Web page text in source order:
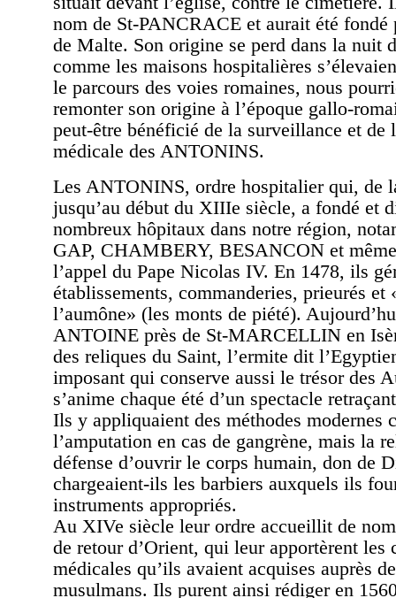
nom de St-PANCRACE et aurait été fondé
de Malte. Son origine se perd dans la nuit
comme les maisons hospitalières
le parcours des voies romaines, nous
remonter son origine à l’époque gallo-
peut-être bénéficié de la surveillance et de
médicale des ANTONINS.
Les ANTONINS, ordre hospitalier qui, de
jusqu’au début du XIIIe siècle, a fondé et
nombreux hôpitaux dans notre région,
GAP, CHAMBERY, BESANCON et
l’appel du Pape Nicolas IV. En 1478, ils
établissements, commanderies, prieurés et
l’aumône» (les monts de piété).
ANTOINE près de St-MARCELLIN en
des reliques du Saint, l’ermite dit
imposant qui conserve aussi le trésor des
s’anime chaque été d’un spectacle
Ils y appliquaient des méthodes modernes
l’amputation en cas de gangrène, mais la
défense d’ouvrir le corps humain, don de
chargeaient-ils les barbiers auxquels ils
instruments appropriés.
Au XIVe siècle leur ordre accueillit de
de retour d’Orient, qui leur apportèrent les
médicales qu’ils avaient acquises auprès
musulmans. Ils purent ainsi rédiger en